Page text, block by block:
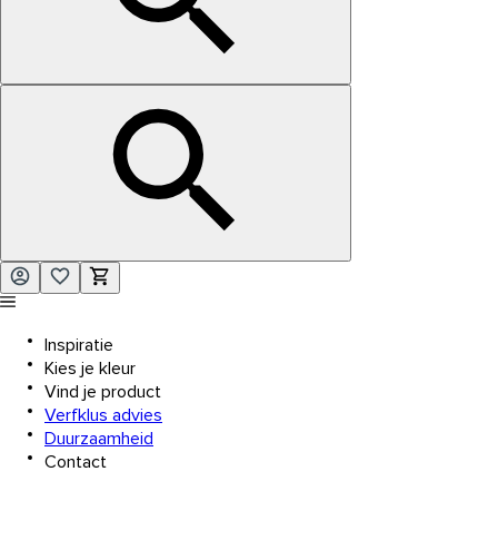
Inspiratie
Kies je kleur
Vind je product
Verfklus advies
Duurzaamheid
Contact